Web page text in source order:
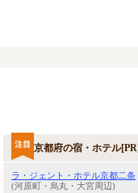
京都府の宿・ホテル
ラ・ジェント・ホテル京都二条
(河原町・烏丸・大宮周辺)